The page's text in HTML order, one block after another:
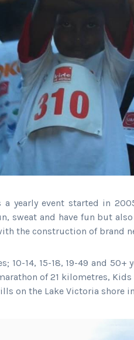
a yearly event started in
sweat and have fun but
the construction of brand
10-14, 15-18, 19-49 and
of 21 kilometres,
on the Lake Victoria shore